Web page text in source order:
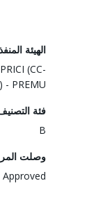
الهيئة
(CC-
- PREMU
فئة
B
وصلت